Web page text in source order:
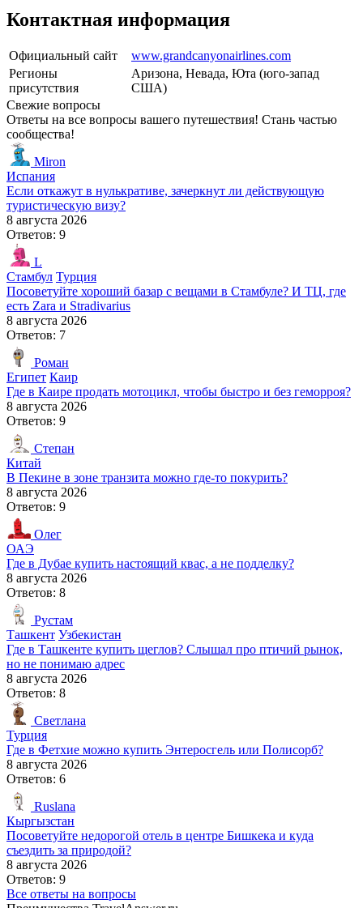
Контактная информация
Официальный сайт
www.grandcanyonairlines.com
Регионы
присутствия
Аризона, Невада, Юта (юго-запад
США)
Свежие вопросы
Ответы на все вопросы вашего путешествия! Стань частью
сообщества!
Miron
Испания
Если откажут в нулькративе, зачеркнут ли действующую
туристическую визу?
8 августа 2026
Ответов: 9
L
Стамбул Турция
Посоветуйте хороший базар с вещами в Стамбуле? И ТЦ, где
есть Zara и Stradivarius
8 августа 2026
Ответов: 7
Роман
Египет Каир
Где в Каире продать мотоцикл, чтобы быстро и без геморроя?
8 августа 2026
Ответов: 9
Степан
Китай
В Пекине в зоне транзита можно где-то покурить?
8 августа 2026
Ответов: 9
Олег
ОАЭ
Где в Дубае купить настоящий квас, а не подделку?
8 августа 2026
Ответов: 8
Рустам
Ташкент Узбекистан
Где в Ташкенте купить щеглов? Слышал про птичий рынок,
но не понимаю адрес
8 августа 2026
Ответов: 8
Светлана
Турция
Где в Фетхие можно купить Энтеросгель или Полисорб?
8 августа 2026
Ответов: 6
Ruslana
Кыргызстан
Посоветуйте недорогой отель в центре Бишкека и куда
съездить за природой?
8 августа 2026
Ответов: 9
Все ответы на вопросы